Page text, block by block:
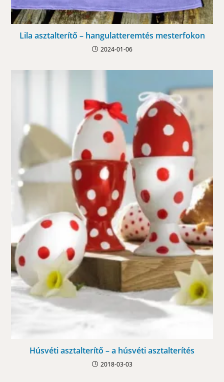
Lila asztalterítő – hangulatteremtés mesterfokon
2024-01-06
Húsvéti asztalterítő – a húsvéti asztalterítés
2018-03-03